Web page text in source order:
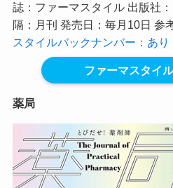
誌：ファーマスタイル 出版社
隔：月刊 発売日：毎月10日 参
スタイルバックナンバー：あり
ファーマスタイ
薬局